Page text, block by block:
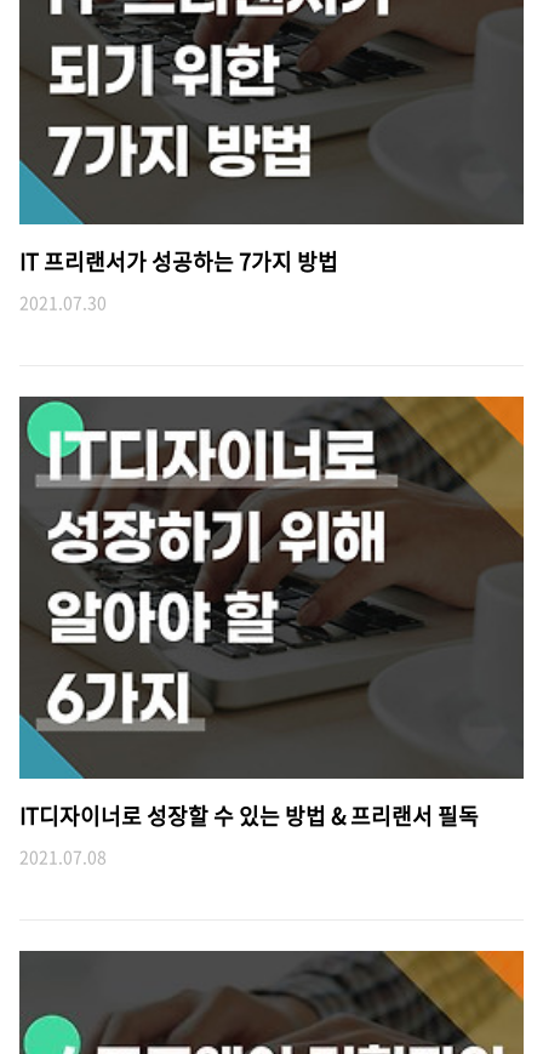
IT 프리랜서가 성공하는 7가지 방법
2021.07.30
IT디자이너로 성장할 수 있는 방법 & 프리랜서 필독
2021.07.08